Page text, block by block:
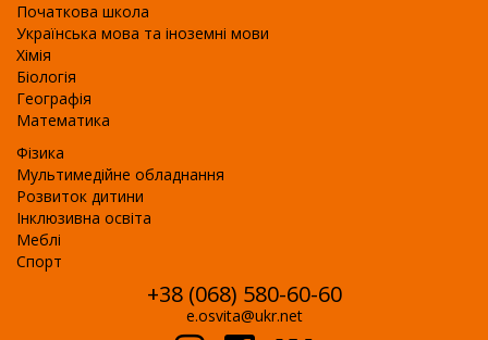
Початкова школа
Українська мова та іноземні мови
Хімія
Біологія
Географія
Математика
Фізика
Мультимедійне обладнання
Розвиток дитини
Інклюзивна освіта
Меблі
Спорт
+38 (068) 580-60-60
e.osvita@ukr.net